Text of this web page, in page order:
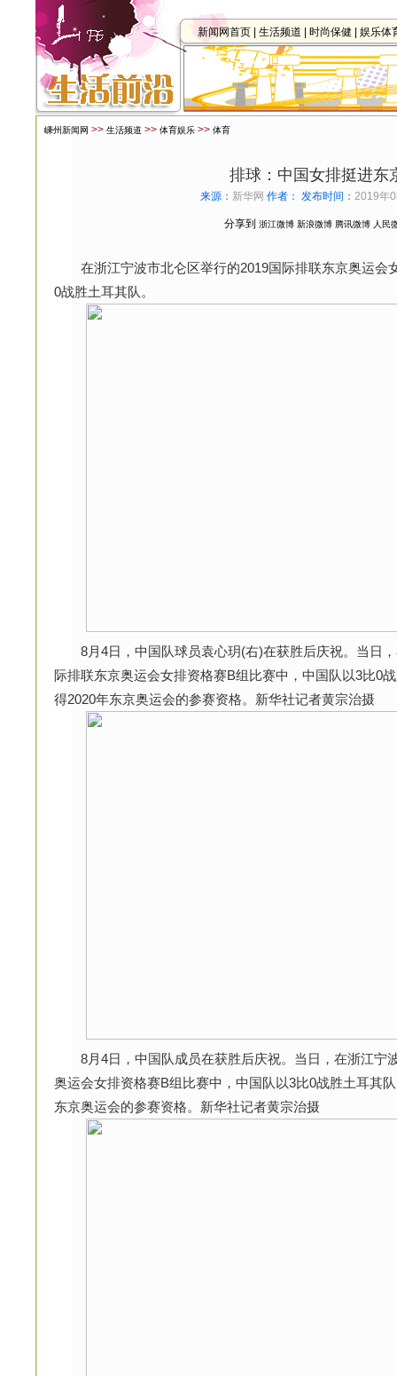
新闻网首页 生活频道 时尚保健 娱乐体
嵊州新闻网 >> 生活频道 >> 体育娱乐 >> 体育
排球：中国女排挺进东
来源： 新华网 作者： 发布时间： 2019年
分享到 浙江微博 新浪微博 腾讯微博 人民
在浙江宁波市北仑区举行的2019国际排联东京奥运会
0战胜土耳其队。
8月4日，中国队球员袁心玥(右)在获胜后庆祝。当日，
际排联东京奥运会女排资格赛B组比赛中，中国队以3比0
得2020年东京奥运会的参赛资格。新华社记者黄宗治摄
8月4日，中国队成员在获胜后庆祝。当日，在浙江宁
奥运会女排资格赛B组比赛中，中国队以3比0战胜土耳其
东京奥运会的参赛资格。新华社记者黄宗治摄